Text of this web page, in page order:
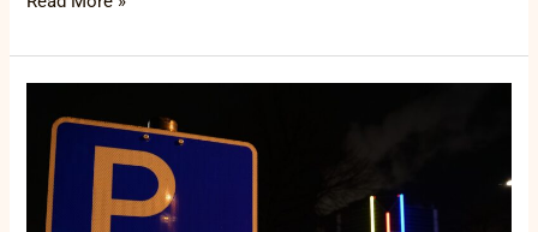
eerste
formele
stap
naar